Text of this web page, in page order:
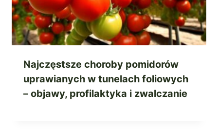
Najczęstsze choroby pomidorów
uprawianych w tunelach foliowych
– objawy, profilaktyka i zwalczanie